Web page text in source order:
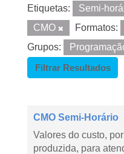
Etiquetas: Semi-
CMO
Formatos:
Grupos:
Filtrar Resultados
CMO Semi-Horário
Valores do custo,
produzida, para